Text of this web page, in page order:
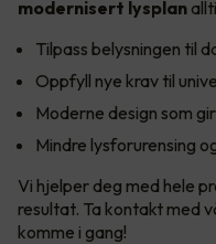
modernisert lysplan
Tilpass belysningen til
Oppfyll nye krav til
Moderne design som
Mindre lysforurensing
Vi hjelper deg med hele
resultat. Ta kontakt med
komme i gang!